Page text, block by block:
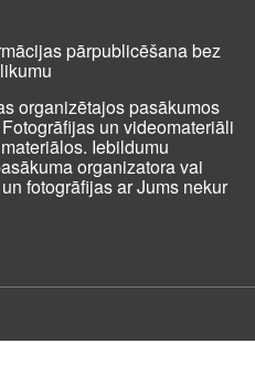
pārpublicēšana bez
organizētajos pasākumos
un videomateriāli
Iebildumu
organizatora vai
fotogrāfijas ar Jums nekur